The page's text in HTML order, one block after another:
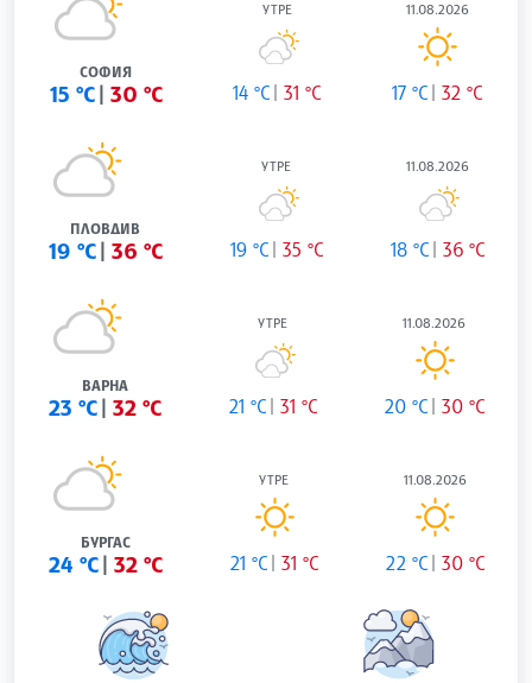
СОФИЯ
15 °C 30 °C
УТРЕ
14 °C 31 °C
11.08.2026
17 °C 32 °C
ПЛОВДИВ
19 °C 36 °C
УТРЕ
19 °C 35 °C
11.08.2026
18 °C 36 °C
ВАРНА
23 °C 32 °C
УТРЕ
21 °C 31 °C
11.08.2026
20 °C 30 °C
БУРГАС
24 °C 32 °C
УТРЕ
21 °C 31 °C
11.08.2026
22 °C 30 °C